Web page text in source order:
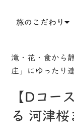
旅のこだわり
滝・花・食から
庄」にゆったり
【Dコー
る 河津桜